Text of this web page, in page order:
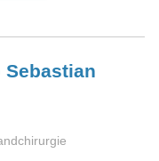
Sebastian